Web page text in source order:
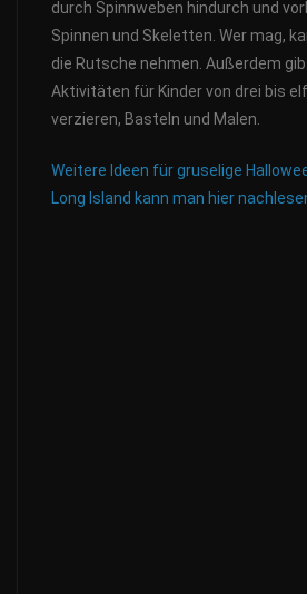
durch Spinnweben hindurch und
Spinnen und Skeletten. Wer mag,
die Rutsche nehmen. Außerdem
Aktivitäten für Kinder von drei bis
verzieren, Basteln und Malen.
Weitere Ideen für gruselige
Long Island kann man hier